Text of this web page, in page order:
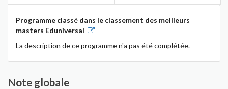
Programme classé dans le classement des meilleurs
masters Eduniversal
La description de ce programme n'a pas été complétée.
Note globale